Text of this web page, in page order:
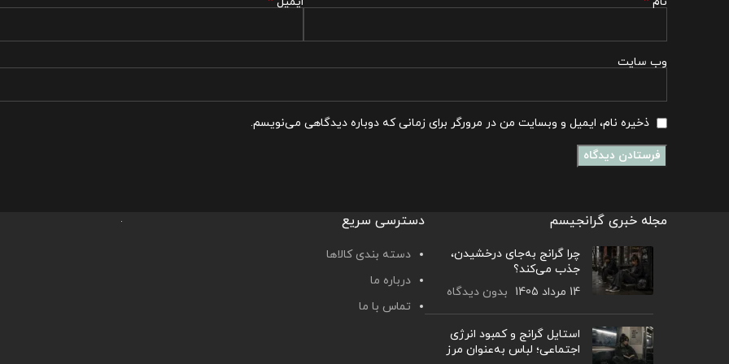
وب‌ سایت
ذخیره نام، ایمیل و وبسایت من در مرورگر برای زمانی که دوباره دیدگاهی می‌نویسم.
مجله خبری گرانجیسم
چرا گرانج به‌جای درخشیدن،
جذب می‌کند؟
14 مرداد 1405
بدون دیدگاه
استایل گرانج و کمبود انرژی
اجتماعی؛ لباس به‌عنوان مرز
دسترسی سریع
دسته بندی کالاها
درباره ما
تماس با ما